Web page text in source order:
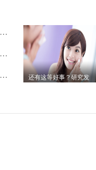
害？
面对大量的核污水排海，备好防护服，真的有用吗？
核污水除了直接排海的方式，是否有更科学的处理方式呢？
人工流产后，应及时采取康复干预手段降低并发症发生率
还有这等好事？研究发